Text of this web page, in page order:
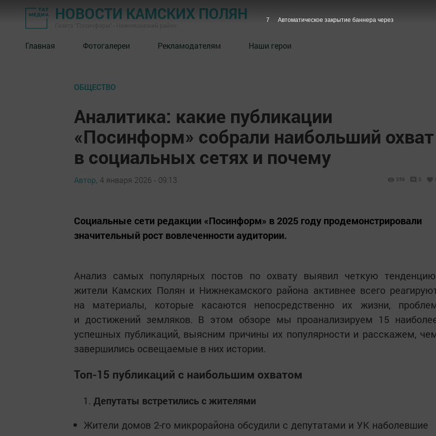
НОВОСТИ КАМСКИХ ПОЛЯН
Главная Фотогалереи Рекламодателям Наши герои
ОБЩЕСТВО
Аналитика: какие публикации
«Посинформ» собрали наибольший охват
в социальных сетях и почему
Автор, 4 января 2026 - 09:13 359 0
Социальные сети редакции «Посинформ» в 2025 году продемонстрировали
значительный рост вовлеченности аудитории.
Анализ самых популярных постов по охвату выявил четкую
жители Камских Полян и Нижнекамского района активнее всего
на материалы, которые касаются непосредственно их жизни,
и достижений земляков. В этом обзоре мы проанализируем 15
успешных публикаций, выясним причины их популярности и расскажем,
завершились освещаемые в них истории.
Топ-15 публикаций с наибольшим охватом
Депутаты встретились с жителями
Жители домов 2-го микрорайона обсудили с депутатами и УК наболевшие
6 Автоматическое закрытие баннера через